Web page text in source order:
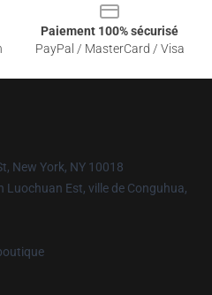
Paiement 100% sécurisé
PayPal / MasterCard / Visa
New York, NY 10018
Luochuan Est, ville de Conguhua,